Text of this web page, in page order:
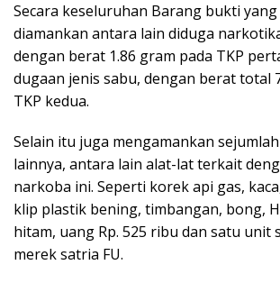
Secara keseluruhan Barang bukti
diamankan antara lain diduga
dengan berat 1.86 gram pada TKP
dugaan jenis sabu, dengan berat total
TKP kedua.
Selain itu juga mengamankan
lainnya, antara lain alat-lat terkait
narkoba ini. Seperti korek api gas,
klip plastik bening, timbangan, bong,
hitam, uang Rp. 525 ribu dan satu unit
merek satria FU.